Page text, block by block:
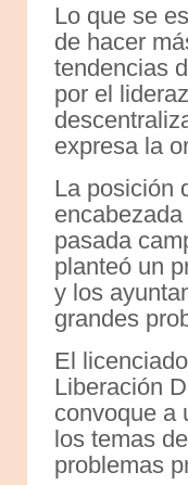
Lo que se
de hacer
tendencias
por el
expresa la
La posición
pasada
planteó un
y los
grandes
El
Liberación
convoque a
los temas
problemas